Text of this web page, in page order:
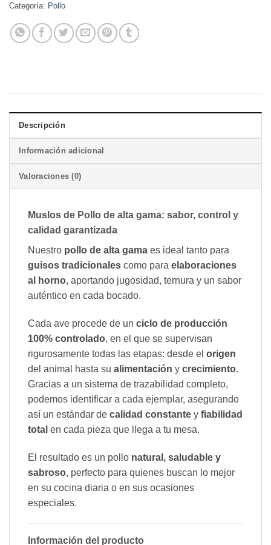
Categoría: Pollo
Descripción
Información adicional
Valoraciones (0)
Muslos de Pollo de alta gama: sabor, control y
calidad garantizada
Nuestro pollo de alta gama es ideal tanto para
guisos tradicionales como para elaboraciones
al horno, aportando jugosidad, ternura y un sabor
auténtico en cada bocado.
Cada ave procede de un ciclo de producción
100% controlado, en el que se supervisan
rigurosamente todas las etapas: desde el origen
del animal hasta su alimentación y crecimiento.
Gracias a un sistema de trazabilidad completo,
podemos identificar a cada ejemplar, asegurando
así un estándar de calidad constante y fiabilidad
total en cada pieza que llega a tu mesa.
El resultado es un pollo natural, saludable y
sabroso, perfecto para quienes buscan lo mejor
en su cocina diaria o en sus ocasiones
especiales.
Información del producto